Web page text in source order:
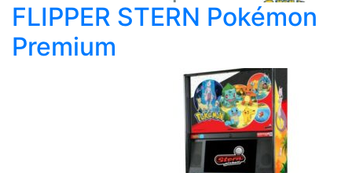
FLIPPER STERN Pokémon
Premium